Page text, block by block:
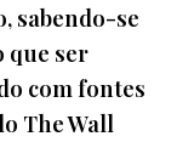
sabendo-se
que ser
com fontes
The Wall